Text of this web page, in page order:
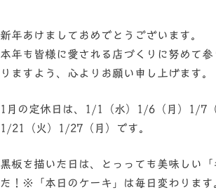
新年あけましておめでとうございます。
本年も皆様に愛される店づくりに努めて
りますよう、心よりお願い申し上げます。
1月の定休日は、1/1（水）1/6（月）1/7
1/21（火）1/27（月）です。
黒板を描いた日は、とっっても美味しい
た！※「本日のケーキ」は毎日変わります